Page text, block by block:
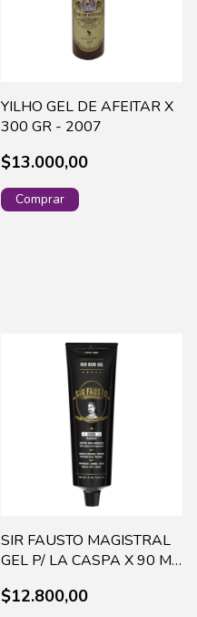
YILHO GEL DE AFEITAR X
300 GR - 2007
$13.000,00
SIR FAUSTO MAGISTRAL
GEL P/ LA CASPA X 90 ML
$12.800,00